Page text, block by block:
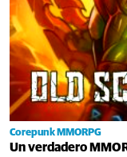
Corepunk MMORPG
Un verdadero